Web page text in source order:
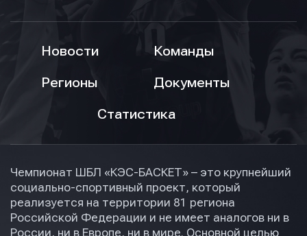
Новости
Команды
Регионы
Документы
Статистика
Чемпионат ШБЛ «КЭС-БАСКЕТ» – это крупнейший
социально-спортивный проект, который
реализуется на территории 81 региона
Российской Федерации и не имеет аналогов ни в
России, ни в Европе, ни в мире. Основной целью